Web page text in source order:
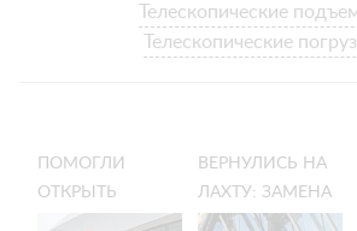
Телескопические
Телескопические
ПОМОГЛИ
ОТКРЫТЬ
ВИННЫЙ ГОРОД
ВЕРНУЛИСЬ НА
ЛАХТУ: ЗАМЕНА
2-ТОННЫХ